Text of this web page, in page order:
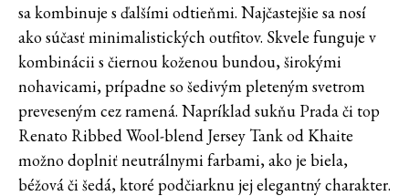
sa kombinuje s ďalšími odtieňmi. Najčastejšie sa nosí
ako súčasť minimalistických outfitov. Skvele funguje v
kombinácii s čiernou koženou bundou, širokými
nohavicami, prípadne so šedivým pleteným svetrom
preveseným cez ramená. Napríklad sukňu Prada či top
Renato Ribbed Wool-blend Jersey Tank od Khaite
možno doplniť neutrálnymi farbami, ako je biela,
béžová či šedá, ktoré podčiarknu jej elegantný charakter.